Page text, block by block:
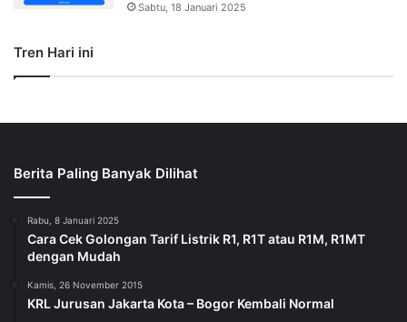
Sabtu, 18 Januari 2025
Tren Hari ini
Berita Paling Banyak Dilihat
Rabu, 8 Januari 2025
Cara Cek Golongan Tarif Listrik R1, R1T atau R1M, R1MT
dengan Mudah
Kamis, 26 November 2015
KRL Jurusan Jakarta Kota – Bogor Kembali Normal